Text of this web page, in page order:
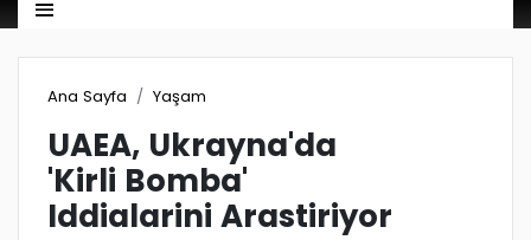
Ana Sayfa Yaşam
UAEA, Ukrayna'da
'Kirli Bomba'
Iddialarini Arastiriyor